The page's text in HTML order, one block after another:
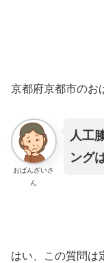
京都府京都市のお
おばんざいさ
ん
人工
ング
はい、この質問は